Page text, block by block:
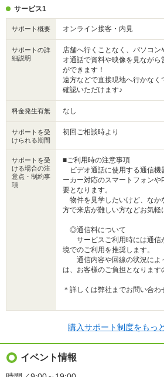
サービス1
サポート概要 オンライン接客・内見
サポートの詳
細説明
店舗へ行くことなく、パソコ
オ通話で資料や映像を見ながら
ができます！
遠方などで直接現地へ行かな
確認いただけます♪
料金発生有無 なし
サポートを受
けられる期間
初回ご相談時より
サポートを受
ける場合の注
意点・制約事
項
■ご利用時の注意事項
ビデオ通話に使用する通信機
ーカー対応のスマートフォン
要となります。
物件を見学したいけど、なか
方で来店が難しい方などお気軽
◎通信料について
サービスご利用時には通信
境でのご利用を推奨します。
通信内容や回線の状況によ
は、お客様のご負担となります
＊詳しくは弊社までお問い合わ
購入サポート制度をもっ
イベント情報